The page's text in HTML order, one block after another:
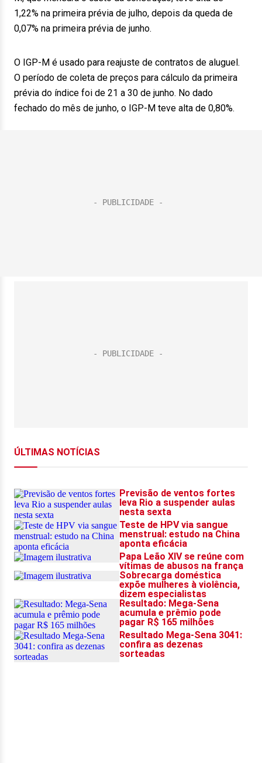
1,22% na primeira prévia de julho, depois da queda de
0,07% na primeira prévia de junho.
O IGP-M é usado para reajuste de contratos de aluguel.
O período de coleta de preços para cálculo da primeira
prévia do índice foi de 21 a 30 de junho. No dado
fechado do mês de junho, o IGP-M teve alta de 0,80%.